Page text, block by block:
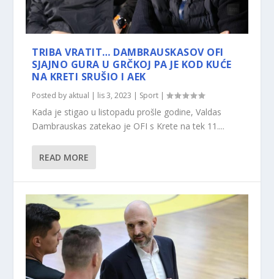
TRIBA VRATIT… DAMBRAUSKASOV OFI
SJAJNO GURA U GRČKOJ PA JE KOD KUĆE
NA KRETI SRUŠIO I AEK
Posted by aktual | lis 3, 2023 | Sport |
Kada je stigao u listopadu prošle godine, Valdas
Dambrauskas zatekao je OFI s Krete na tek 11....
READ MORE